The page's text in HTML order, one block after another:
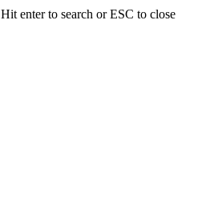
Hit enter to search or ESC to close